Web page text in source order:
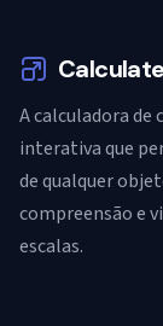
A calculadora de
interativa que
de qualquer
compreensão e
escalas.